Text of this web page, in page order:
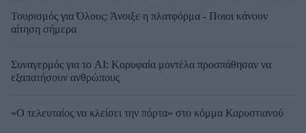
Τουρισμός για Όλους: Άνοιξε η πλατφόρμα - Ποιοι κάνουν
αίτηση σήμερα
Συναγερμός για το AI: Κορυφαία μοντέλα προσπάθησαν να
εξαπατήσουν ανθρώπους
«Ο τελευταίος να κλείσει την πόρτα» στο κόμμα Καρυστιανού